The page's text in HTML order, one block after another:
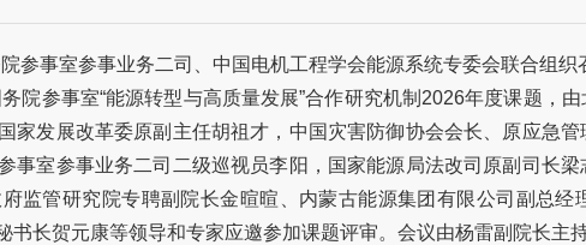
参事室参事业务二司、中国电机工程学会能源系统专委会联合组织
院参事室“能源转型与高质量发展”合作研究机制2026年度课题，
家发展改革委原副主任胡祖才，中国灾害防御协会会长、原应急
事室参事业务二司二级巡视员李阳，国家能源局法改司原副司长
监管研究院专聘副院长金暄暄、内蒙古能源集团有限公司副总
长贺元康等领导和专家应邀参加课题评审。会议由杨雷副院长主持